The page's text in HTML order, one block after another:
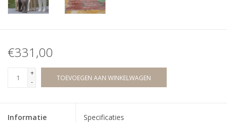
€331,00
+
-
TOEVOEGEN AAN WINKELWAGEN
Informatie Specificaties